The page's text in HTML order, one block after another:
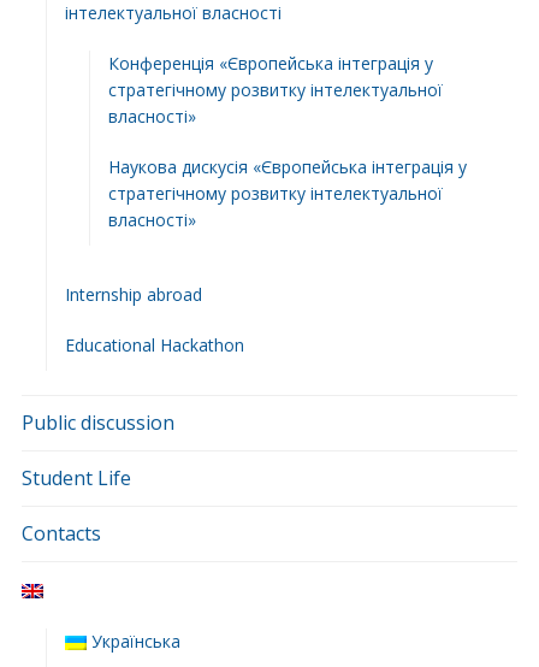
інтелектуальної власності
Конференція «Європейська інтеграція у
стратегічному розвитку інтелектуальної
власності»
Наукова дискусія «Європейська інтеграція у
стратегічному розвитку інтелектуальної
власності»
Internship abroad
Educational Hackathon
Public discussion
Student Life
Contacts
Українська